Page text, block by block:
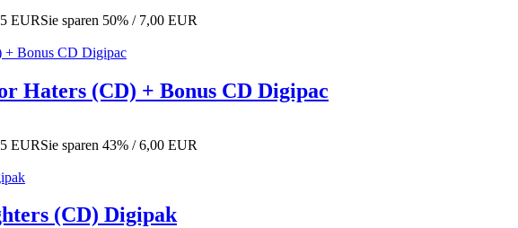
EURSie sparen 50% / 7,00 EUR
Haters (CD) + Bonus CD Digipac
EURSie sparen 43% / 6,00 EUR
(CD) Digipak